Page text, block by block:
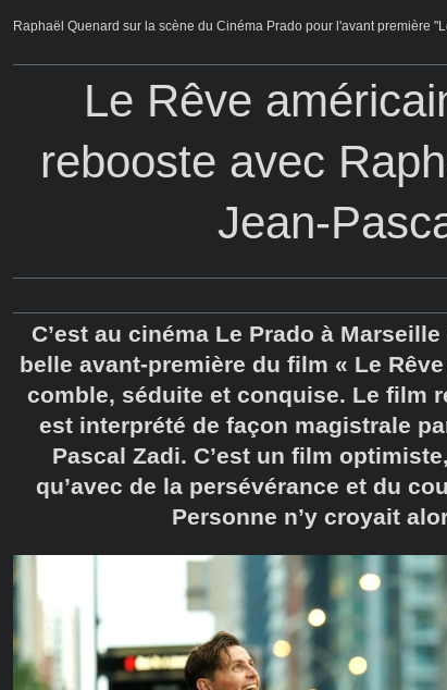
Raphaël Quenard sur la scène du Cinéma Prado pour l'avant première
Le Rêve
rebooste avec
Jean-
C’est au cinéma Le Prado à
belle avant-première du film « Le
comble, séduite et conquise. Le film
est interprété de façon magistrale
Pascal Zadi. C’est un film
qu’avec de la persévérance et du
Personne n’y croyait